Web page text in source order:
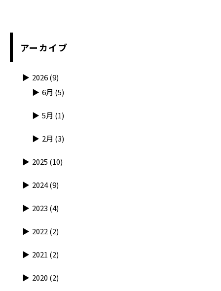
アーカイブ
2026(9)
6月 (5)
5月 (1)
2月 (3)
2025 (10)
2024(9)
2023 (4)
2022(2)
2021 (2)
2020 (2)